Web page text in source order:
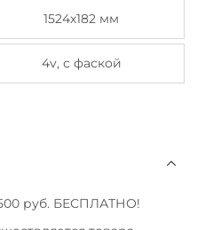
руб. БЕСПЛАТНО!
1524х182 мм
4v, с фаской